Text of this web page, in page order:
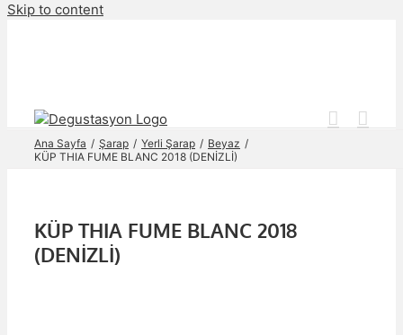
Skip to content
Ana Sayfa Şarap Yerli Şarap
Beyaz
KÜP THIA FUME BLANC 2018 (DENİZLİ)
KÜP THIA FUME BLANC 2018
(DENİZLİ)